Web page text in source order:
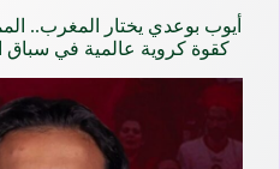
أيوب بوعدي يختار المغرب..
كقوة كروية عالمية في